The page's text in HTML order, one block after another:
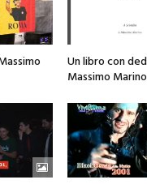
Un libro con
Massimo Marino